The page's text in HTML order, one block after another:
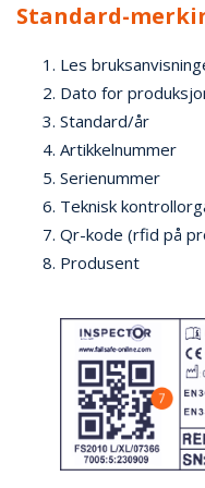
Standard-
Les
Dato for
Standard/år
Artikkelnummer
Serienummer
Teknisk
Qr-kode (rfid på
Produsent